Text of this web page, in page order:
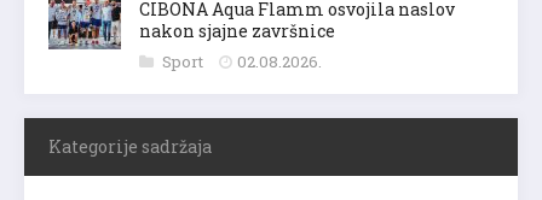
CIBONA Aqua Flamm osvojila naslov
nakon sjajne završnice
Sport 02.08.2026.
Kategorije sadržaja